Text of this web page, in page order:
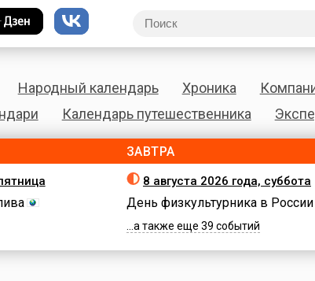
Народный календарь Хроника
Календарь путешественника
ЗАВТРА
8 августа 2026 года, суббота
День физкультурника в России
...а также еще 39 событий